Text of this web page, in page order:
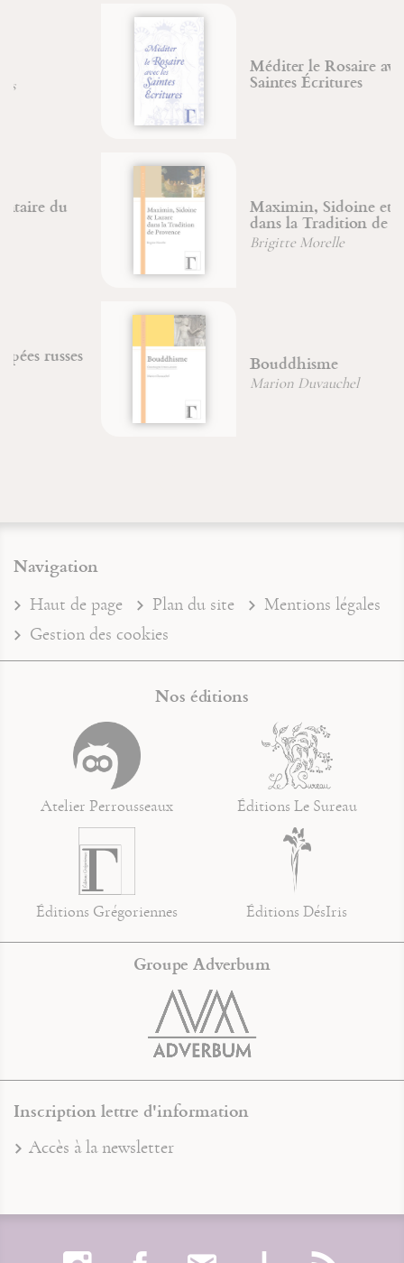
Méditer le Rosaire avec les
Saintes Écritures
Maximin, Sidoine et Lazare
dans la Tradition de Provence
Brigitte Morelle
Bouddhisme
Marion Duvauchel
Navigation
Haut de page Plan du site
Mentions légales
Gestion des cookies
Nos éditions
Atelier Perrousseaux Éditions Le Sureau
Éditions Grégoriennes Éditions DésIris
Groupe Adverbum
Inscription lettre d'information
Accès à la newsletter